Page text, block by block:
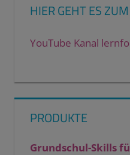
HIER GEHT ES
YouTube Kanal
PRODUKTE
Grundschul-Skills